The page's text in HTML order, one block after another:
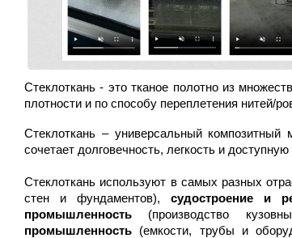
Стеклоткань - это тканое полотно из
плотности и по способу переплетения нитей/
Стеклоткань – универсальный
сочетает долговечность, легкость и
Стеклоткань используют в самых разных
стен и фундаментов), судостроение и
промышленность (производство
промышленность (емкости, трубы и